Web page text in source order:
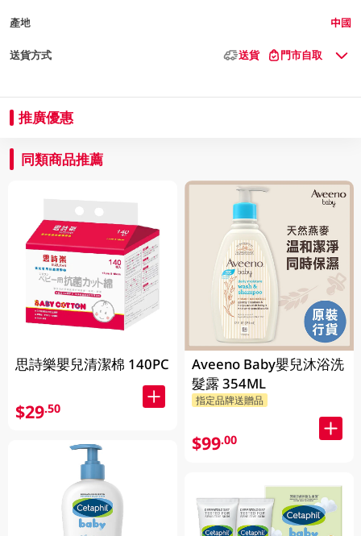
產地 中國
送貨方式 送貨 門市自取
推廣優惠
同類商品推薦
思詩樂嬰兒清潔棉 140PC
$29.50
Aveeno Baby嬰兒沐浴洗
髮露 354ML
指定品牌送贈品
$99.00